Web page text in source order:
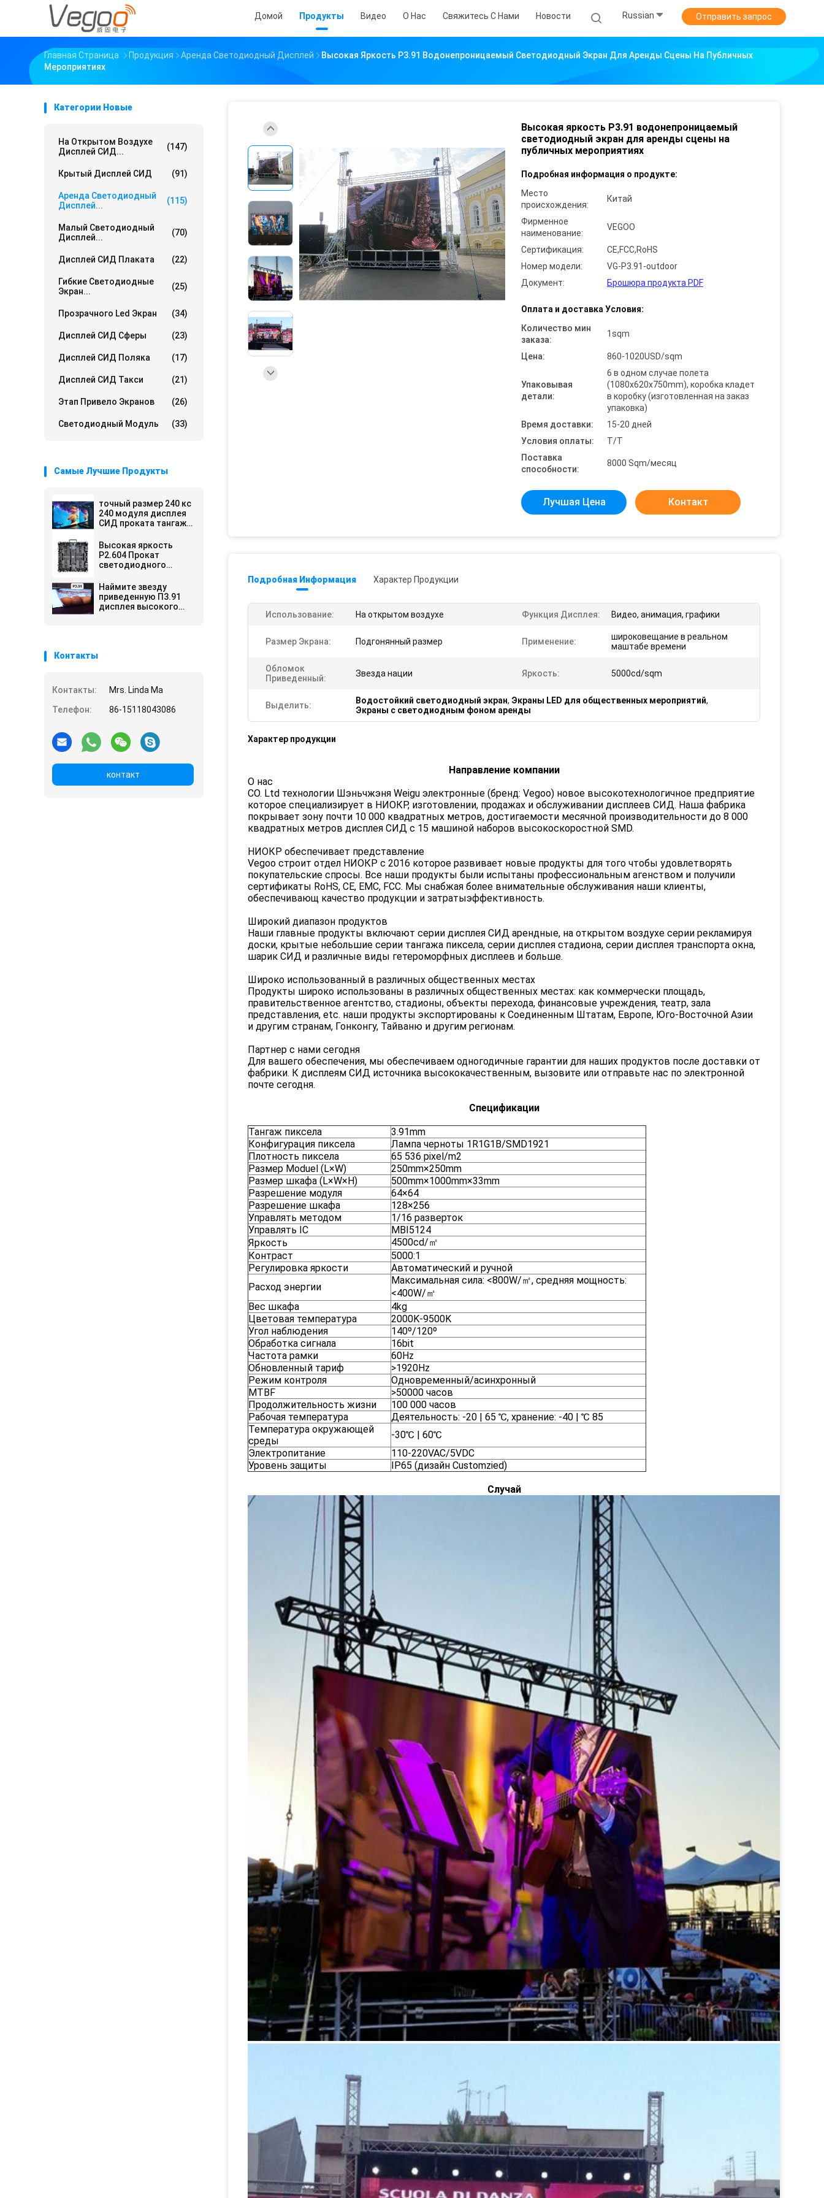
Домой Продукты Видео О Нас Свяжитесь С Нами Новости Russian Отправить запрос
Главная Страница Продукция Аренда Светодиодный Дисплей
Высокая Яркость P3.91 Водонепроницаемый Светодиодный Экран Для Аренды Сцены На Публичных
Мероприятиях
Категории Новые
На Открытом Воздухе
Дисплей СИД...
(147)
Крытый Дисплей СИД (91)
Аренда Светодиодный
Дисплей...
(115)
Малый Светодиодный
Дисплей...
(70)
Дисплей СИД Плаката (22)
Гибкие Светодиодные
Экран...
(25)
Прозрачного Led Экран (34)
Дисплей СИД Сферы (23)
Дисплей СИД Поляка (17)
Дисплей СИД Такси (21)
Этап Привело Экранов (26)
Светодиодный Модуль (33)
Самые Лучшие Продукты
точный размер 240 кс
240 модуля дисплея
СИД проката тангажа
шкафа 480кс480
обновленного тарифа
3840
Высокая яркость
P2.604 Прокат
светодиодного
внутренних
мероприятий
Торговые выставки
Корпоративные
Наймите звезду
приведенную П3.91
дисплея высокого
Контакты
Контакты:
Mrs. Linda Ma
Телефон:
86-15118043086
контакт
Высокая яркость P3.91 водонепроницаемый
светодиодный экран для аренды сцены на
публичных мероприятиях
Подробная информация о продукте:
Место
происхождения:
Китай
Фирменное
наименование:
VEGOO
Сертификация:
CE,FCC,RoHS
Номер модели:
VG-P3.91-outdoor
Документ:
Брошюра продукта PDF
Оплата и доставка Условия:
Количество мин
заказа:
1sqm
Цена: 860-1020USD/sqm
Упаковывая
детали:
6 в одном случае полета
(1080x620x750mm), коробка кладет
в коробку (изготовленная на заказ
упаковка)
Время доставки:
15-20 дней
Условия оплаты:
T/T
Поставка
способности:
8000 Sqm/месяц
Лучшая Цена Контакт
Подробная Информация Характер Продукции
Использование: На открытом воздухе Функция Дисплея: Видео, анимация, графики
Размер Экрана: Подгонянный размер Применение:
широковещание в реальном
маштабе времени
Обломок
Приведенный:
Звезда нации Яркость: 5000cd/sqm
Выделить: Водостойкий светодиодный экран, Экраны LED для общественных мероприятий,
Экраны с светодиодным фоном аренды
Характер продукции
Направление компании
О нас
CO. Ltd технологии Шэньчжэня Weigu электронные (бренд: Vegoo) новое высокотехнологичное предприятие
которое специализирует в НИОКР, изготовлении, продажах и обслуживании дисплеев СИД. Наша фабрика
покрывает зону почти 10 000 квадратных метров, достигаемости месячной производительности до 8 000
квадратных метров дисплея СИД с 15 машиной наборов высокоскоростной SMD.
НИОКР обеспечивает представление
Vegoo строит отдел НИОКР с 2016 которое развивает новые продукты для того чтобы удовлетворять
покупательские спросы. Все наши продукты были испытаны профессиональным агенством и получили
сертификаты RoHS, CE, EMC, FCC. Мы снабжая более внимательные обслуживания наши клиенты,
обеспечивающ качество продукции и затратыэффективность.
Широкий диапазон продуктов
Наши главные продукты включают серии дисплея СИД арендные, на открытом воздухе серии рекламируя
доски, крытые небольшие серии тангажа пиксела, серии дисплея стадиона, серии дисплея транспорта окна,
шарик СИД и различные виды гетероморфных дисплеев и больше.
Широко использованный в различных общественных местах
Продукты широко использованы в различных общественных местах: как коммерчески площадь,
правительственное агентство, стадионы, объекты перехода, финансовые учреждения, театр, зала
представления, etc. наши продукты экспортированы к Соединенным Штатам, Европе, Юго-Восточной Азии
и другим странам, Гонконгу, Тайваню и другим регионам.
Партнер с нами сегодня
Для вашего обеспечения, мы обеспечиваем одногодичные гарантии для наших продуктов после доставки от
фабрики. К дисплеям СИД источника высококачественным, вызовите или отправьте нас по электронной
почте сегодня.
Спецификации
Тангаж пиксела
3.91mm
Конфигурация пиксела
Лампа черноты 1R1G1B/SMD1921
Плотность пиксела
65 536 pixel/m2
Размер Moduel (L×W)
250mm×250mm
Размер шкафа (L×W×H)
500mm×1000mm×33mm
Разрешение модуля
64×64
Разрешение шкафа
128×256
Управлять методом
1/16 разверток
Управлять IC
MBI5124
Яркость
4500cd/㎡
Контраст
5000:1
Регулировка яркости
Автоматический и ручной
Расход энергии
Максимальная сила: <800W/㎡, средняя мощность:
<400W/㎡
Вес шкафа
4kg
Цветовая температура
2000K-9500K
Угол наблюдения
140º/120º
Обработка сигнала
16bit
Частота рамки
60Hz
Обновленный тариф
>1920Hz
Режим контроля
Одновременный/асинхронный
MTBF
>50000 часов
Продолжительность жизни
100 000 часов
Рабочая температура
Деятельность: -20 | 65 ℃, хранение: -40 | ℃ 85
Температура окружающей
среды
-30℃ | 60℃
Электропитание
110-220VAC/5VDC
Уровень защиты
IP65 (дизайн Customzied)
Случай